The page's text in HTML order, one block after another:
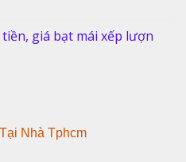
giá bạt mái xếp lượn
Nhà Tphcm